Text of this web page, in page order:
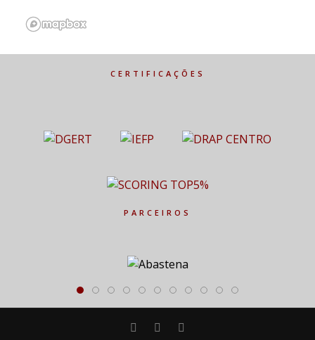
CERTIFICAÇÕES
PARCEIROS